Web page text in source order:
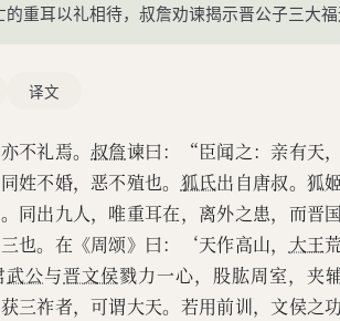
重耳以礼相待，叔詹劝谏揭示晋公子三大
译文
不礼焉。叔詹谏曰：“臣闻之：亲有天
姓不婚，恶不殖也。 狐氏出自唐叔。狐
同出九人，唯重耳在，离外之患，而晋
也。在《周颂》曰：‘天作高山， 大王
武公与晋文侯戮力一心，股肱周室，夹
三祚者，可谓大天。若用前训，文侯之